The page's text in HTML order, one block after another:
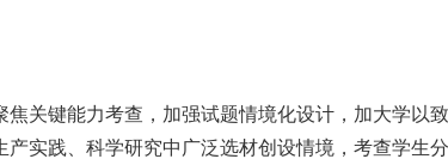
关键能力考查，加强试题情境化设计，加大学以
产实践、科学研究中广泛选材创设情境，考查学生